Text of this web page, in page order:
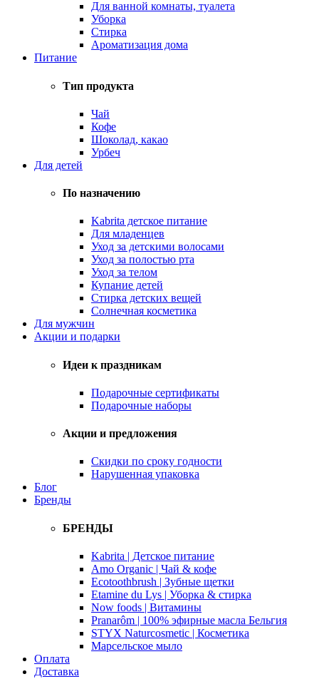
Для ванной комнаты, туалета
Уборка
Стирка
Ароматизация дома
Питание
Тип продукта
Чай
Кофе
Шоколад, какао
Урбеч
Для детей
По назначению
Kabrita детское питание
Для младенцев
Уход за детскими волосами
Уход за полостью рта
Уход за телом
Купание детей
Стирка детских вещей
Солнечная косметика
Для мужчин
Акции и подарки
Идеи к праздникам
Подарочные сертификаты
Подарочные наборы
Акции и предложения
Скидки по сроку годности
Нарушенная упаковка
Блог
Бренды
БРЕНДЫ
Kabrita | Детское питание
Amo Organic | Чай & кофе
Ecotoothbrush | Зубные щетки
Etamine du Lys | Уборка & стирка
Now foods | Витамины
Pranarôm | 100% эфирные масла Бельгия
STYX Naturcosmetic | Косметика
Марсельское мыло
Оплата
Доставка